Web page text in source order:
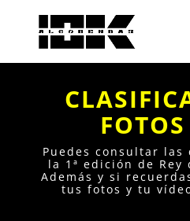
Puedes consultar las
la 1ª edición de Rey
Además y si
tus fotos y tu